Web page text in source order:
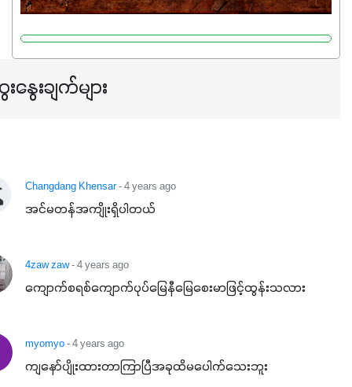
လုပ်ငန်းစဉ်များကိုလည်း အားပေးပါတယ်။ လုံလောက်တဲ့
Potassium 8%က အပင်ရဲ့ ရောဂါဒဏ်၊ရာသီဥတုဒဏ်ခံနိုင်ရည်
အရသာ ပိုမိုကောင်းမွန်စေဖို့အတွက် လိုအပ်တဲ့အာဟာရဓာတ်
ဖြစ်ပါတယ်။ ဟူးမစ်အက်စစ်ပါဝင်ပေါင်းစပ်ထားတဲ့အတွက်
နှံစားသီးနှံများ၊ပဲအမျိုးမျိုး၊ဟင်းသီးဟင်းရွက်နဲ့ ဥယျာဉ်ခြံသီးနှံ
အားလုံးမှာ အသုံးပြုနိုင်တယ်ဆိုတော့ တစ်မျိုးတည်းနဲ့ အားလုံး
မတ်သီးစုံကို သုံးကြပါစို့....
နွေးချက်များ
Changdang Khensar- 4 years ago
အင်မတန်အကျိုးရှိပါတယ်
4zaw zaw- 4 years ago
ကျောက်စရစ်ကျောက်ပုပ်မြေနီမြေစေးမာဖြင့်ထွန်းသလား
myomyo- 4 years ago
ကျနော်ပျိုးထားတာကြာပြီအခုထိမပေါက်သေးဘူး